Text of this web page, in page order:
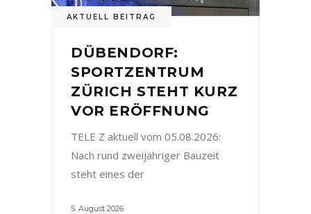
AKTUELL BEITRAG
DÜBENDORF:
SPORTZENTRUM
ZÜRICH STEHT KURZ
VOR ERÖFFNUNG
TELE Z aktuell vom 05.08.2026:
Nach rund zweijähriger Bauzeit
steht eines der
5. August 2026